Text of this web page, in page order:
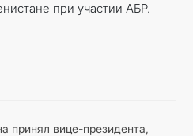
при участии АБР.
принял вице-президента,